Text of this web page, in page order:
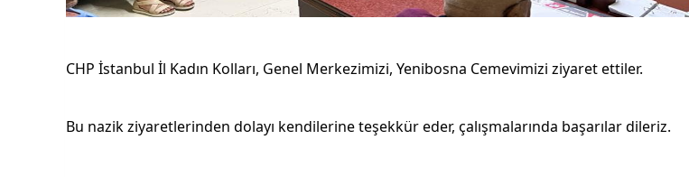
CHP İstanbul İl Kadın Kolları, Genel Merkezimizi, Yenibosna Cemevimizi ziyaret ettiler.
Bu nazik ziyaretlerinden dolayı kendilerine teşekkür eder, çalışmalarında başarılar dileriz.